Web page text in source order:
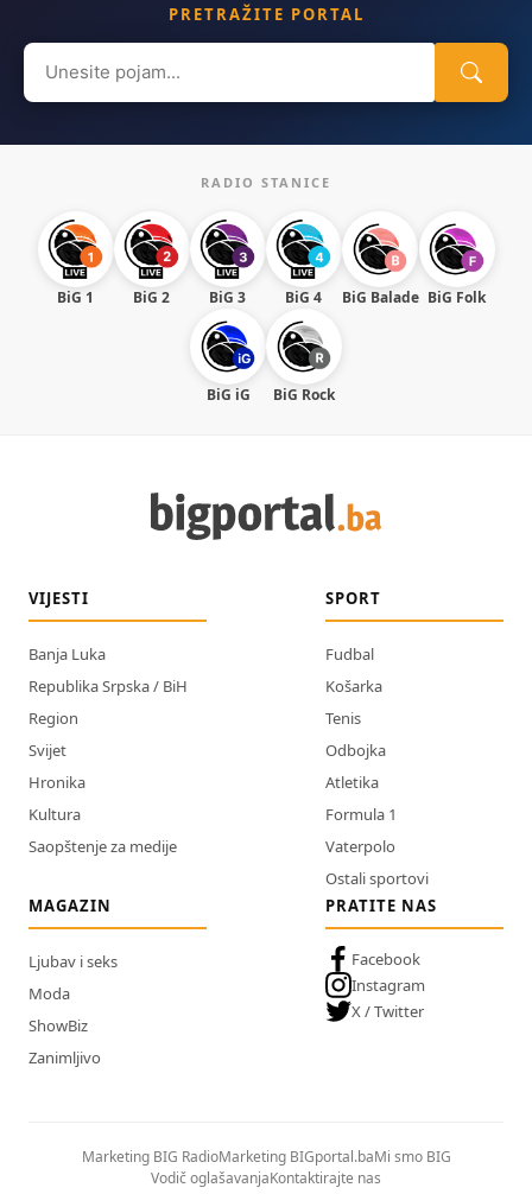
PRETRAŽITE PORTAL
Search
for:
RADIO STANICE
BiG 1 BiG 2 BiG 3 BiG 4 BiG Balade BiG Folk
BiG iG BiG Rock
VIJESTI
Banja Luka
Republika Srpska / BiH
Region
Svijet
Hronika
Kultura
Saopštenje za medije
SPORT
Fudbal
Košarka
Tenis
Odbojka
Atletika
Formula 1
Vaterpolo
Ostali sportovi
MAGAZIN
Ljubav i seks
Moda
ShowBiz
Zanimljivo
PRATITE NAS
Facebook
Instagram
X / Twitter
Marketing BIG RadioMarketing BIGportal.baMi smo BIG
Vodič oglašavanjaKontaktirajte nas